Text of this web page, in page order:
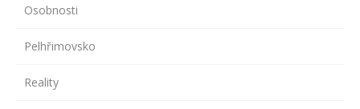
Osobnosti
Pelhřimovsko
Reality